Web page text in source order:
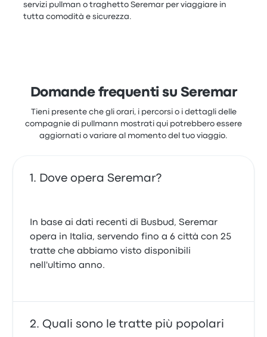
servizi pullman o traghetto Seremar per viaggiare in
tutta comodità e sicurezza.
Domande frequenti su Seremar
Tieni presente che gli orari, i percorsi o i dettagli delle
compagnie di pullmann mostrati qui potrebbero essere
aggiornati o variare al momento del tuo viaggio.
Dove opera Seremar?
In base ai dati recenti di Busbud, Seremar
opera in Italia, servendo fino a 6 città con 25
tratte che abbiamo visto disponibili
nell'ultimo anno.
Quali sono le tratte più popolari